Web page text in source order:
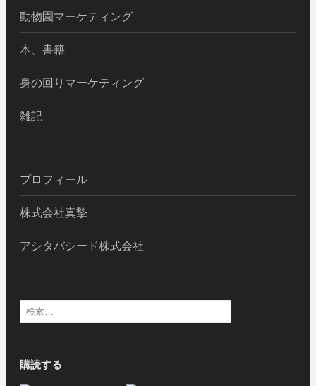
動物園マーケティング
本、書籍
身の回りマーケティング
雑記
プロフィール
株式会社真摯
アシタバシード株式会社
検
索:
購読する